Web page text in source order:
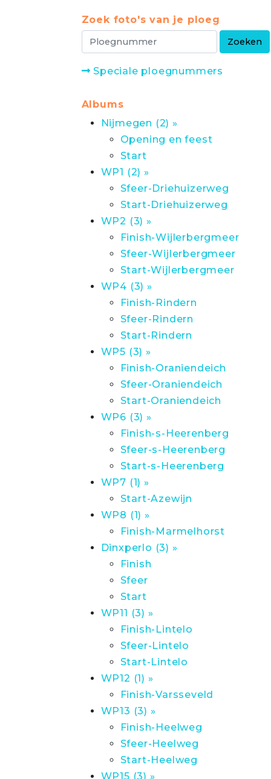
Zoek foto's van je ploeg
Speciale ploegnummers
Albums
Nijmegen (2) »
Opening en feest
Start
WP1 (2) »
Sfeer-Driehuizerweg
Start-Driehuizerweg
WP2 (3) »
Finish-Wijlerbergmeer
Sfeer-Wijlerbergmeer
Start-Wijlerbergmeer
WP4 (3) »
Finish-Rindern
Sfeer-Rindern
Start-Rindern
WP5 (3) »
Finish-Oraniendeich
Sfeer-Oraniendeich
Start-Oraniendeich
WP6 (3) »
Finish-s-Heerenberg
Sfeer-s-Heerenberg
Start-s-Heerenberg
WP7 (1) »
Start-Azewijn
WP8 (1) »
Finish-Marmelhorst
Dinxperlo (3) »
Finish
Sfeer
Start
WP11 (3) »
Finish-Lintelo
Sfeer-Lintelo
Start-Lintelo
WP12 (1) »
Finish-Varsseveld
WP13 (3) »
Finish-Heelweg
Sfeer-Heelweg
Start-Heelweg
WP15 (3) »